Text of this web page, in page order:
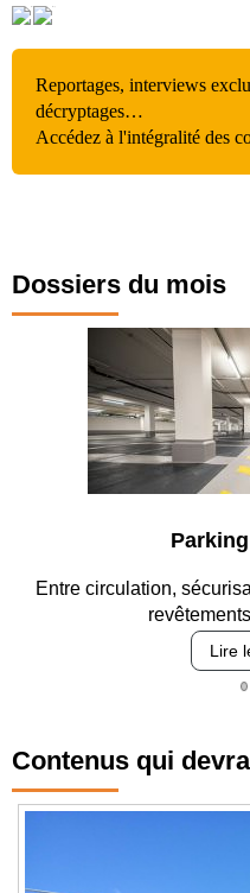
Reportages, interviews
décryptages…
Accédez à l'intégralité des
Dossiers du mois
Entre circulation,
Lire
Contenus qui